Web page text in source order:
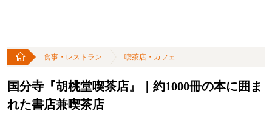
食事・レストラン 喫茶店・カフェ
国分寺『胡桃堂喫茶店』｜約1000冊の本に囲ま
れた書店兼喫茶店